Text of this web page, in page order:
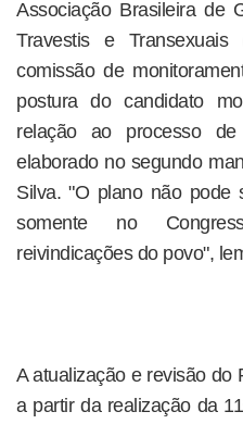
Associação Brasileira de
Travestis e
comissão de
postura do candidato
relação ao processo
elaborado no segundo
Silva. "O plano não pode
somente no
reivindicações do povo",
A atualização e revisão do
a partir da realização da